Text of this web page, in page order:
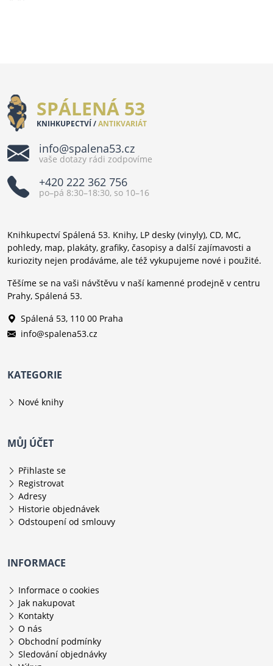
SPÁLENÁ 53
KNIHKUPECTVÍ /ANTIKVARIÁT
info@spalena53.cz
vaše dotazy rádi zodpovíme
+420 222 362 756
po–pá 8:30–18:30, so 10–16
Knihkupectví Spálená 53. Knihy, LP desky (vinyly), CD, MC,
pohledy, map, plakáty, grafiky, časopisy a další zajímavosti a
kuriozity nejen prodáváme, ale též vykupujeme nové i použité.
Těšíme se na vaši návštěvu v naší kamenné prodejně v centru
Prahy, Spálená 53.
Spálená 53, 110 00 Praha
info@spalena53.cz
KATEGORIE
Nové knihy
MŮJ ÚČET
Přihlaste se
Registrovat
Adresy
Historie objednávek
Odstoupení od smlouvy
INFORMACE
Informace o cookies
Jak nakupovat
Kontakty
O nás
Obchodní podmínky
Sledování objednávky